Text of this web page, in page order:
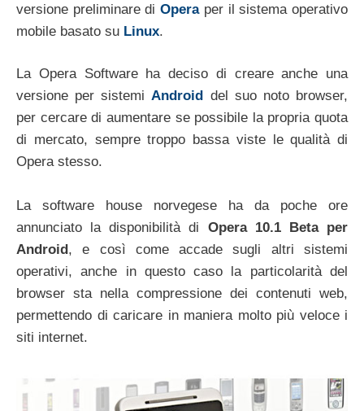
versione preliminare diOperaper il sistema operativo
mobile basato su Linux.
La Opera Software ha deciso di creare anche una
versione per sistemiAndroid
del suo noto browser,
per cercare di aumentare se possibile la propria quota
di mercato, sempre troppo bassa viste le qualità di
Opera stesso.
La software house norvegese ha da poche ore
annunciato la disponibilità di Opera 10.1 Beta per
Android , e così come accade sugli altri sistemi
operativi, anche in questo caso la particolarità del
browser sta nella compressione dei contenuti web,
permettendo di caricare in maniera molto più veloce i
siti internet.